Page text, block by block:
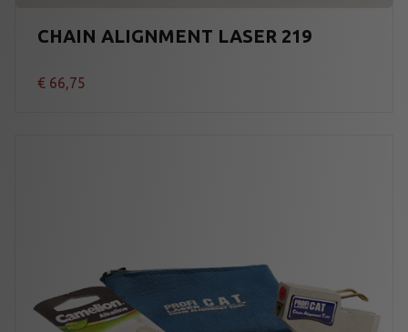
CHAIN ALIGNMENT LASER 219
€ 66,75